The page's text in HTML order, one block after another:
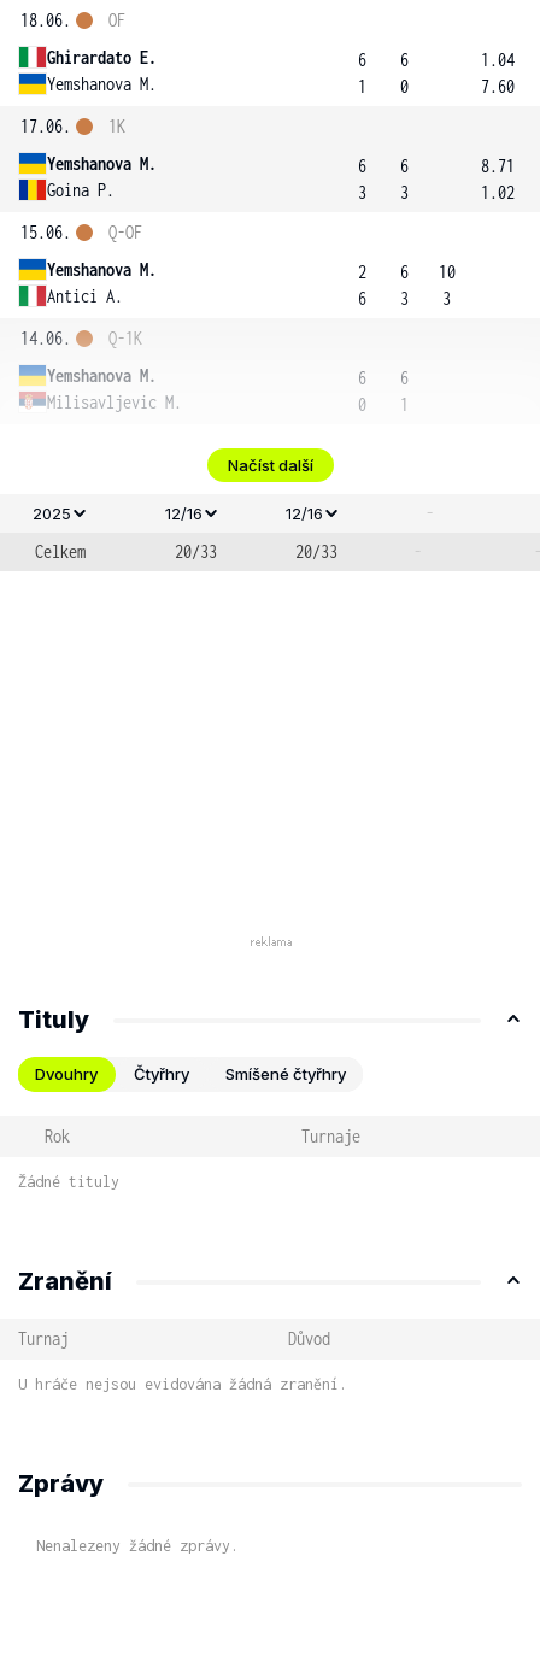
18.06.
Ghirardato E.
Yemshanova M.
OF
6
1
6
0
1.04
7.60
17.06.
Yemshanova M.
Goina P.
1K
6
3
6
3
8.71
1.02
15.06.
Yemshanova M.
Antici A.
Q-OF
2
6
6
3
10
3
14.06.
Yemshanova M.
Milisavljevic M.
Q-1K
6
0
6
1
Načíst další
2025 12/16 12/16
-
Celkem
20/33 20/33 -
Tituly
Dvouhry Čtyřhry Smíšené čtyřhry
Rok Turnaje
Žádné tituly
Zranění
Turnaj Důvod
U hráče nejsou evidována žádná zranění.
Zprávy
Nenalezeny žádné zprávy.